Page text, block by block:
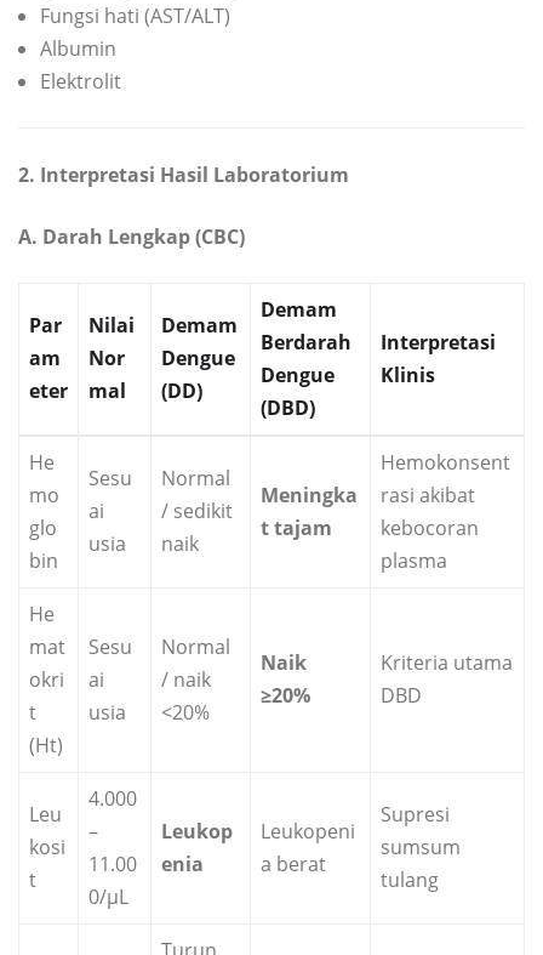
Fungsi hati (AST/ALT)
Albumin
Elektrolit
2. Interpretasi Hasil Laboratorium
A. Darah Lengkap (CBC)
Par
am
eter
Nilai
Nor
mal
Demam
Dengue
(DD)
Demam
Berdarah
Dengue
(DBD)
Interpretasi
Klinis
He
mo
glo
bin
Sesu
ai
usia
Normal
/ sedikit
naik
Meningka
t tajam
Hemokonsent
rasi akibat
kebocoran
plasma
He
mat
okri
t
(Ht)
Sesu
ai
usia
Normal
/ naik
<20%
Naik
≥20%
Kriteria utama
DBD
Leu
kosi
t
4.000
–
11.00
0/µL
Leukop
enia
Leukopeni
a berat
Supresi
sumsum
tulang